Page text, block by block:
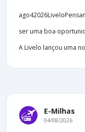
ser uma boa
A Livelo lançou uma
E-Milhas
04/08/2026